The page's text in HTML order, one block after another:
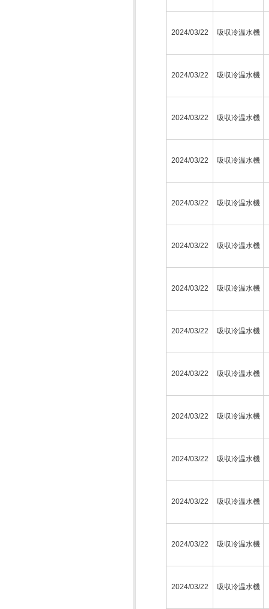
2024/03/22 吸収冷温水機
2024/03/22 吸収冷温水機
2024/03/22 吸収冷温水機
2024/03/22 吸収冷温水機
2024/03/22 吸収冷温水機
2024/03/22 吸収冷温水機
2024/03/22 吸収冷温水機
2024/03/22 吸収冷温水機
2024/03/22 吸収冷温水機
2024/03/22 吸収冷温水機
2024/03/22 吸収冷温水機
2024/03/22 吸収冷温水機
2024/03/22 吸収冷温水機
2024/03/22 吸収冷温水機